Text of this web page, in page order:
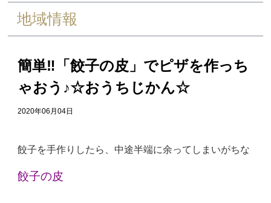
地域情報
簡単‼「餃子の皮」でピザを作っち
ゃおう♪☆おうちじかん☆
2020年06月04日
餃子を手作りしたら、中途半端に余ってしまいがちな
餃子の皮